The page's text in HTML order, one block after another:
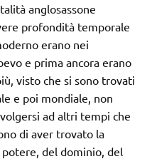
anglosassone
profondità temporale
erano nei
e prima ancora erano
visto che si sono trovati
e poi mondiale, non
ad altri tempi che
di aver trovato la
del dominio, del